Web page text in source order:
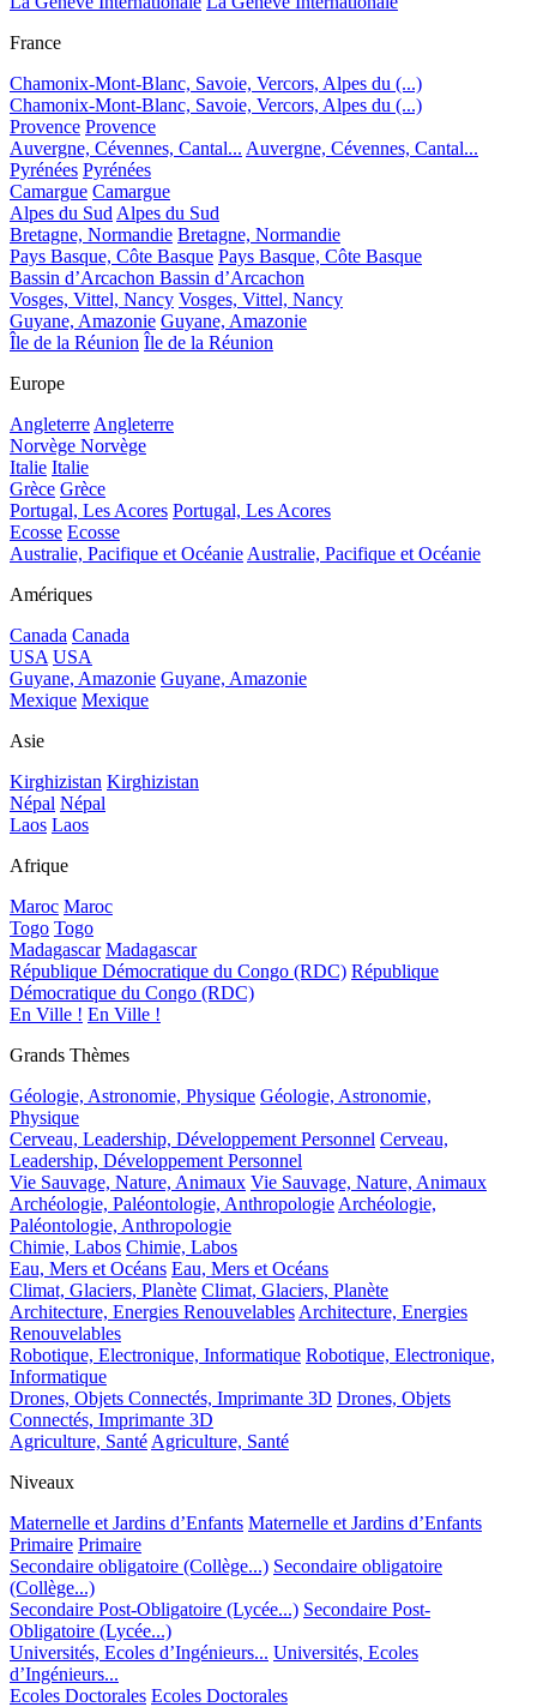
France
Chamonix-Mont-Blanc, Savoie, Vercors, Alpes du (...)
Chamonix-Mont-Blanc, Savoie, Vercors, Alpes du (...)
Provence Provence
Auvergne, Cévennes, Cantal... Auvergne, Cévennes, Cantal...
Pyrénées Pyrénées
Camargue Camargue
Alpes du Sud Alpes du Sud
Bretagne, Normandie Bretagne, Normandie
Pays Basque, Côte Basque Pays Basque, Côte Basque
Bassin d’Arcachon Bassin d’Arcachon
Vosges, Vittel, Nancy Vosges, Vittel, Nancy
Guyane, Amazonie Guyane, Amazonie
Île de la Réunion Île de la Réunion
Europe
Angleterre Angleterre
Norvège Norvège
Italie Italie
Grèce Grèce
Portugal, Les Acores Portugal, Les Acores
Ecosse Ecosse
Australie, Pacifique et Océanie Australie, Pacifique et Océanie
Amériques
Canada Canada
USA USA
Guyane, Amazonie Guyane, Amazonie
Mexique Mexique
Asie
Kirghizistan Kirghizistan
Népal Népal
Laos Laos
Afrique
Maroc Maroc
Togo Togo
Madagascar Madagascar
République Démocratique du Congo (RDC) République
Démocratique du Congo (RDC)
En Ville ! En Ville !
Grands Thèmes
Géologie, Astronomie, Physique Géologie, Astronomie,
Physique
Cerveau, Leadership, Développement Personnel Cerveau,
Leadership, Développement Personnel
Vie Sauvage, Nature, Animaux Vie Sauvage, Nature, Animaux
Archéologie, Paléontologie, Anthropologie Archéologie,
Paléontologie, Anthropologie
Chimie, Labos Chimie, Labos
Eau, Mers et Océans Eau, Mers et Océans
Climat, Glaciers, Planète Climat, Glaciers, Planète
Architecture, Energies Renouvelables Architecture, Energies
Renouvelables
Robotique, Electronique, Informatique Robotique, Electronique,
Informatique
Drones, Objets Connectés, Imprimante 3D Drones, Objets
Connectés, Imprimante 3D
Agriculture, Santé Agriculture, Santé
Niveaux
Maternelle et Jardins d’Enfants Maternelle et Jardins d’Enfants
Primaire Primaire
Secondaire obligatoire (Collège...) Secondaire obligatoire
(Collège...)
Secondaire Post-Obligatoire (Lycée...) Secondaire Post-
Obligatoire (Lycée...)
Universités, Ecoles d’Ingénieurs... Universités, Ecoles
d’Ingénieurs...
Ecoles Doctorales Ecoles Doctorales